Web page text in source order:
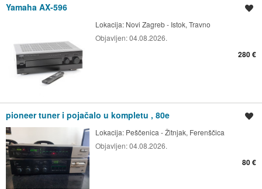
Yamaha AX-596
Lokacija: Novi Zagreb - Istok, Travno
Objavljen:04.08.2026.
280 €
pioneer tuner i pojačalo u kompletu , 80e
Lokacija: Peščenica - Žitnjak, Ferenščica
Objavljen:04.08.2026.
80 €